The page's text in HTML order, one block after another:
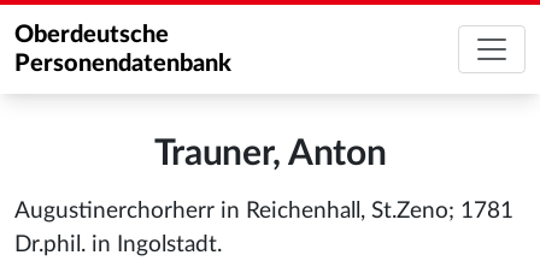
Oberdeutsche
Personendatenbank
Trauner, Anton
Augustinerchorherr in Reichenhall, St.Zeno; 1781
Dr.phil. in Ingolstadt.